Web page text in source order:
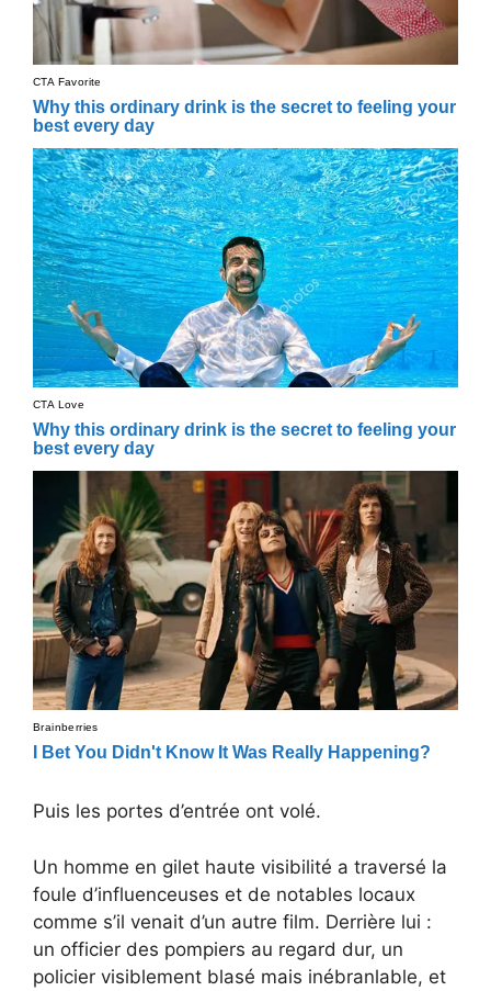
Puis les portes d’entrée ont volé.
Un homme en gilet haute visibilité a traversé la
foule d’influenceuses et de notables locaux
comme s’il venait d’un autre film. Derrière lui :
un officier des pompiers au regard dur, un
policier visiblement blasé mais inébranlable, et